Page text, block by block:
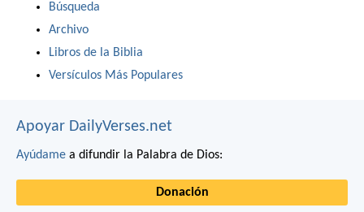
Búsqueda
Archivo
Libros de la Biblia
Versículos Más Populares
Apoyar DailyVerses.net
Ayúdame a difundir la Palabra de Dios:
Donación